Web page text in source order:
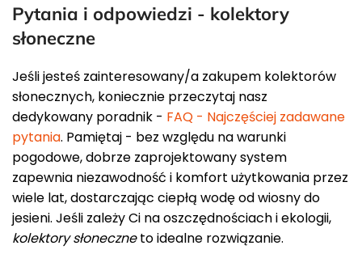
Pytania i odpowiedzi - kolektory
słoneczne
Jeśli jesteś zainteresowany/a zakupem kolektorów
słonecznych, koniecznie przeczytaj nasz
dedykowany poradnik - FAQ - Najczęściej zadawane
pytania. Pamiętaj - bez względu na warunki
pogodowe, dobrze zaprojektowany system
zapewnia niezawodność i komfort użytkowania przez
wiele lat, dostarczając ciepłą wodę od wiosny do
jesieni. Jeśli zależy Ci na oszczędnościach i ekologii,
kolektory słoneczneto idealne rozwiązanie.